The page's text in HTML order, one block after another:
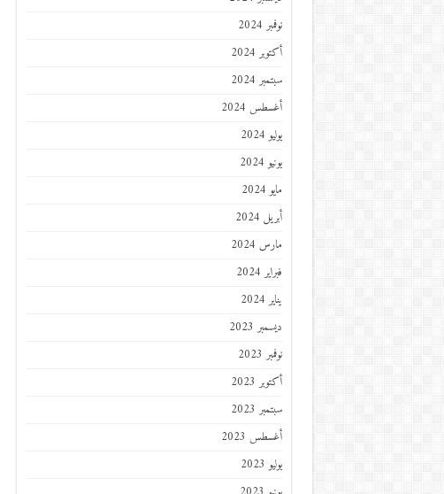
نوفمبر 2024
أكتوبر 2024
سبتمبر 2024
أغسطس 2024
يوليو 2024
يونيو 2024
مايو 2024
أبريل 2024
مارس 2024
فبراير 2024
يناير 2024
ديسمبر 2023
نوفمبر 2023
أكتوبر 2023
سبتمبر 2023
أغسطس 2023
يوليو 2023